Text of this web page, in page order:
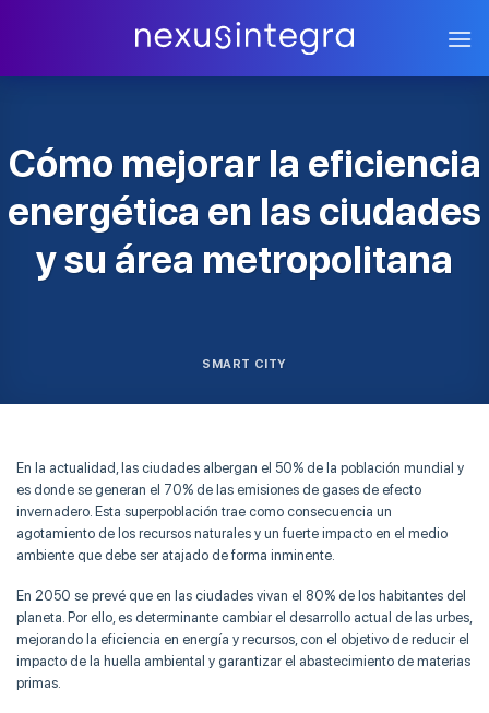
SMART CITY
Cómo mejorar la eficiencia
energética en las ciudades
y su área metropolitana
En la actualidad, las ciudades albergan el 50% de la población mundial y
es donde se generan el 70% de las emisiones de gases de efecto
invernadero. Esta superpoblación trae como consecuencia un
agotamiento de los recursos naturales y un fuerte impacto en el medio
ambiente que debe ser atajado de forma inminente.
En 2050 se prevé que en las ciudades vivan el 80% de los habitantes del
planeta. Por ello, es determinante cambiar el desarrollo actual de las urbes,
mejorando la eficiencia en energía y recursos, con el objetivo de reducir el
impacto de la huella ambiental y garantizar el abastecimiento de materias
primas.